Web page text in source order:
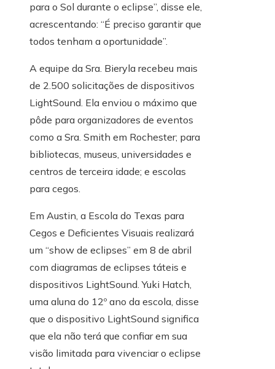
para o Sol durante o eclipse”, disse ele,
acrescentando: “É preciso garantir que
todos tenham a oportunidade”.
A equipe da Sra. Bieryla recebeu mais
de 2.500 solicitações de dispositivos
LightSound. Ela enviou o máximo que
pôde para organizadores de eventos
como a Sra. Smith em Rochester; para
bibliotecas, museus, universidades e
centros de terceira idade; e escolas
para cegos.
Em Austin, a Escola do Texas para
Cegos e Deficientes Visuais realizará
um “show de eclipses” em 8 de abril
com diagramas de eclipses táteis e
dispositivos LightSound. Yuki Hatch,
uma aluna do 12º ano da escola, disse
que o dispositivo LightSound significa
que ela não terá que confiar em sua
visão limitada para vivenciar o eclipse